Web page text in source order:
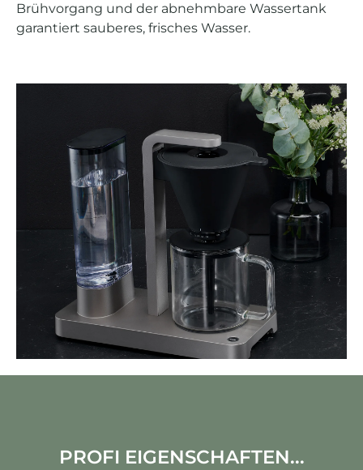
Brühvorgang und der abnehmbare Wassertank
garantiert sauberes, frisches Wasser.
PROFI EIGENSCHAFTEN...